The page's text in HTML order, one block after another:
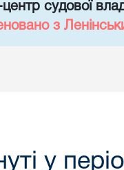
судової
з
у